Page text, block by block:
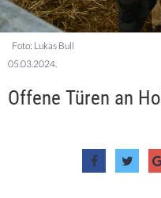
Foto: Lukas Bull
05.03.2024.
Offene Türen an